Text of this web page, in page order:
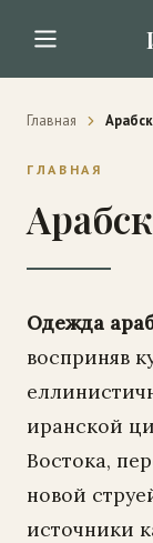
Главная
ГЛАВНАЯ
Одежда
восприняв
иранской
Востока,
новой
источники